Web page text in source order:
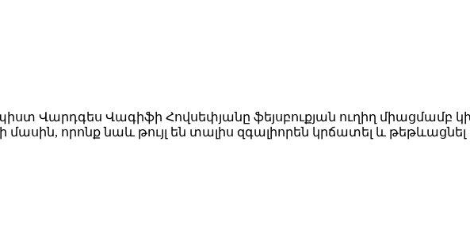
Վարդգես Վագիֆի Հովսեփյանը ֆեյսբուքյան ուղիղ միացմամբ
մասին, որոնք նաև թույլ են տալիս զգալիորեն կրճատել և թեթևացնել